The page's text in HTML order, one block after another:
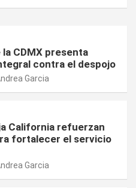
CDMX presenta
contra el despojo
Garcia
California refuerzan
fortalecer el servicio
Garcia